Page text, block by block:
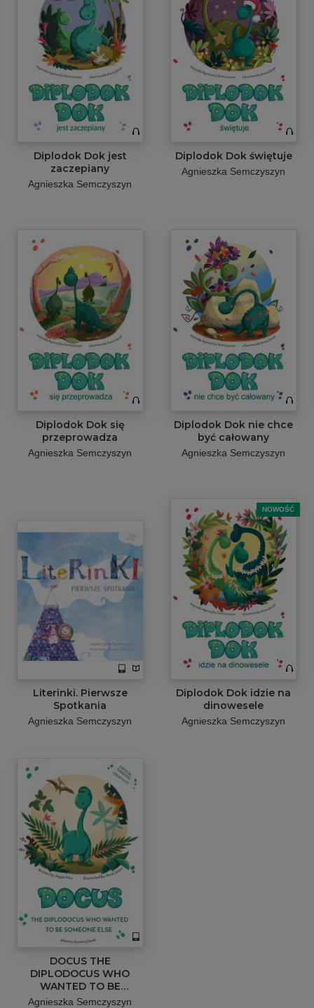
Diplodok Dok jest
zaczepiany
Agnieszka Semczyszyn
Diplodok Dok świętuje
Agnieszka Semczyszyn
Diplodok Dok się
przeprowadza
Agnieszka Semczyszyn
Diplodok Dok nie chce
być całowany
Agnieszka Semczyszyn
Literinki. Pierwsze
Spotkania
Agnieszka Semczyszyn
NOWOŚĆ
Diplodok Dok idzie na
dinowesele
Agnieszka Semczyszyn
DOCUS THE
DIPLODOCUS WHO
WANTED TO BE
SOMEONE ELSE
Agnieszka Semczyszyn